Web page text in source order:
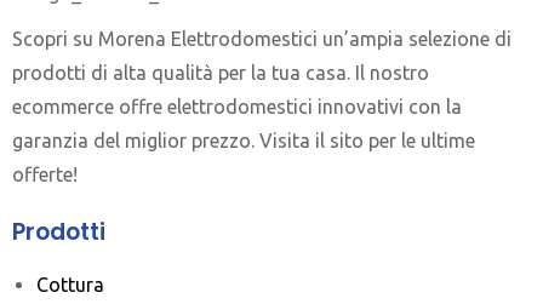
Scopri su Morena Elettrodomestici un’ampia selezione di
prodotti di alta qualità per la tua casa. Il nostro
ecommerce offre elettrodomestici innovativi con la
garanzia del miglior prezzo. Visita il sito per le ultime
offerte!
Prodotti
Cottura